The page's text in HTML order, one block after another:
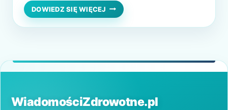
podłoże. Na przykład infekcje bakteryjne, ale
może się też przydarzyć zwykłe
DOWIEDZ SIĘ WIĘCEJ DOMOWE
SPOSOBY
NA
WiadomościZdrowotne.pl